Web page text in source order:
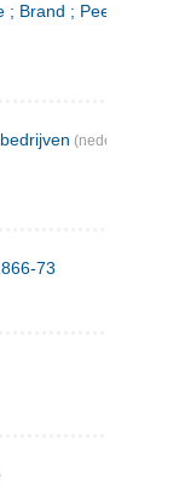
Brand ; Peer Gynt. 2
(nederlandsk)
73